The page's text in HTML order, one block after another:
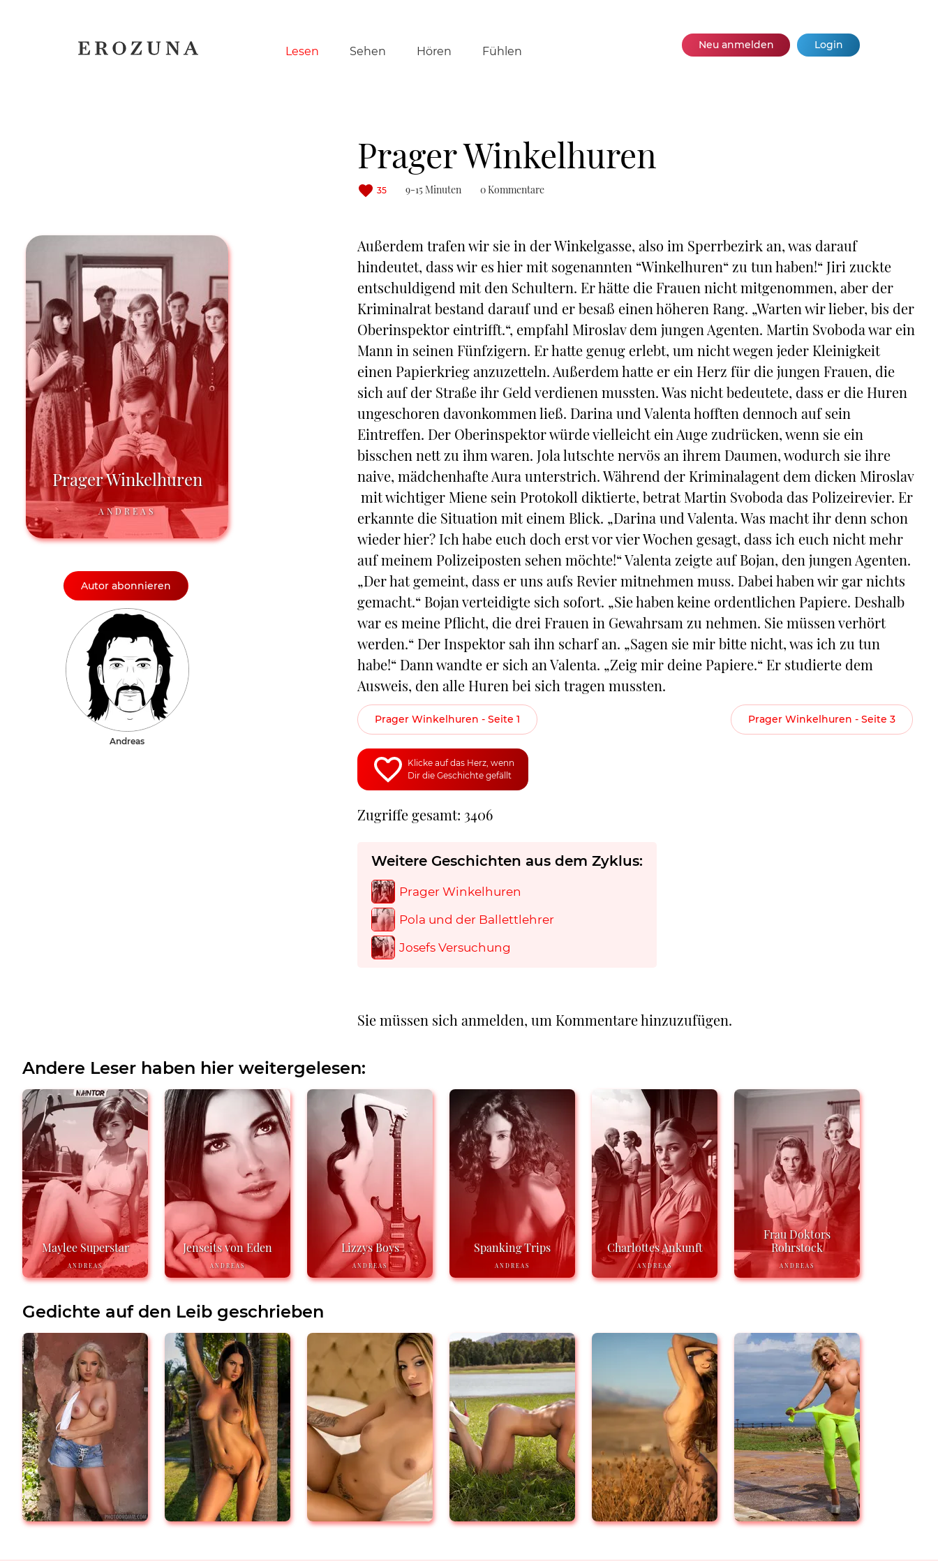
Navigation
Lesen Sehen Hören Fühlen Neu anmelden Login
Prager Winkelhuren
35 9-15 Minuten 0 Kommentare
Prager Winkelhuren
ANDREAS
Autor abonnieren
Andreas
Außerdem trafen wir sie in der Winkelgasse, also im Sperrbezirk an, was darauf
hindeutet, dass wir es hier mit sogenannten “Winkelhuren“ zu tun haben!“ Jiri zuckte
entschuldigend mit den Schultern. Er hätte die Frauen nicht mitgenommen, aber der
Kriminalrat bestand darauf und er besaß einen höheren Rang. „Warten wir lieber, bis der
Oberinspektor eintrifft.“, empfahl Miroslav dem jungen Agenten. Martin Svoboda war ein
Mann in seinen Fünfzigern. Er hatte genug erlebt, um nicht wegen jeder Kleinigkeit
einen Papierkrieg anzuzetteln. Außerdem hatte er ein Herz für die jungen Frauen, die
sich auf der Straße ihr Geld verdienen mussten. Was nicht bedeutete, dass er die Huren
ungeschoren davonkommen ließ. Darina und Valenta hofften dennoch auf sein
Eintreffen. Der Oberinspektor würde vielleicht ein Auge zudrücken, wenn sie ein
bisschen nett zu ihm waren. Jola lutschte nervös an ihrem Daumen, wodurch sie ihre
naive, mädchenhafte Aura unterstrich. Während der Kriminalagent dem dicken Miroslav
mit wichtiger Miene sein Protokoll diktierte, betrat Martin Svoboda das Polizeirevier. Er
erkannte die Situation mit einem Blick. „Darina und Valenta. Was macht ihr denn schon
wieder hier? Ich habe euch doch erst vor vier Wochen gesagt, dass ich euch nicht mehr
auf meinem Polizeiposten sehen möchte!“ Valenta zeigte auf Bojan, den jungen Agenten.
„Der hat gemeint, dass er uns aufs Revier mitnehmen muss. Dabei haben wir gar nichts
gemacht.“ Bojan verteidigte sich sofort. „Sie haben keine ordentlichen Papiere. Deshalb
war es meine Pflicht, die drei Frauen in Gewahrsam zu nehmen. Sie müssen verhört
werden.“ Der Inspektor sah ihn scharf an. „Sagen sie mir bitte nicht, was ich zu tun
habe!“ Dann wandte er sich an Valenta. „Zeig mir deine Papiere.“ Er studierte dem
Ausweis, den alle Huren bei sich tragen mussten.
Prager Winkelhuren - Seite 3
Prager Winkelhuren - Seite 1
Klicke auf das Herz, wenn
Dir die Geschichte gefällt
Zugriffe gesamt: 3406
Weitere Geschichten aus dem Zyklus:
Prager Winkelhuren
Pola und der Ballettlehrer
Josefs Versuchung
Sie müssen sich anmelden, um Kommentare hinzuzufügen.
Andere Leser haben hier weitergelesen:
Maylee Superstar
ANDREAS
Jenseits von Eden
ANDREAS
Lizzys Boys
ANDREAS
Spanking Trips
ANDREAS
Charlottes Ankunft
ANDREAS
Frau Doktors
Rohrstock
ANDREAS
Gedichte auf den Leib geschrieben